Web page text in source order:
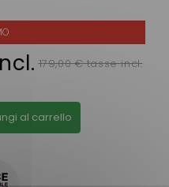
179,00 € tasse incl.
al carrello